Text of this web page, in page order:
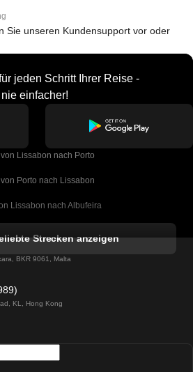
Sie unseren Kundensupport vor oder
jeden Schritt Ihrer Reise -
einfacher!
Lissabon nach Porto
Porto nach Lissabon
Lissabon nach Albufeira
von Lissabon nach Lagos
Lissabon nach Madrid
Strecken anzeigen
BKR 9061, Malta
KL, Hong Kong